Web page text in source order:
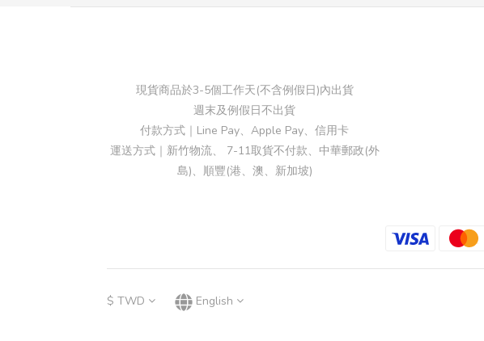
現貨商品於3-5個工作天(不含例假日)內出貨
週末及例假日不出貨
付款方式｜Line Pay、Apple Pay、信用卡
運送方式｜新竹物流、 7-11取貨不付款、中華郵政(外
島)、順豐(港、澳、新加坡)
$ TWD English